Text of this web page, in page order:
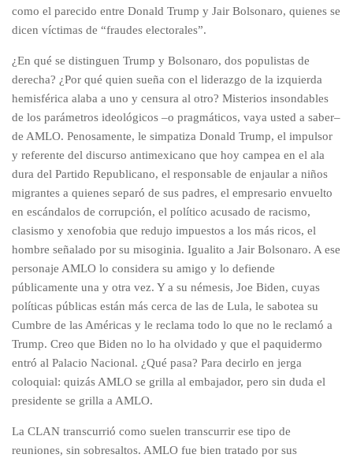
como el parecido entre Donald Trump y Jair Bolsonaro, quienes se
dicen víctimas de “fraudes electorales”.
¿En qué se distinguen Trump y Bolsonaro, dos populistas de
derecha? ¿Por qué quien sueña con el liderazgo de la izquierda
hemisférica alaba a uno y censura al otro? Misterios insondables
de los parámetros ideológicos –o pragmáticos, vaya usted a saber–
de AMLO. Penosamente, le simpatiza Donald Trump, el impulsor
y referente del discurso antimexicano que hoy campea en el ala
dura del Partido Republicano, el responsable de enjaular a niños
migrantes a quienes separó de sus padres, el empresario envuelto
en escándalos de corrupción, el político acusado de racismo,
clasismo y xenofobia que redujo impuestos a los más ricos, el
hombre señalado por su misoginia. Igualito a Jair Bolsonaro. A ese
personaje AMLO lo considera su amigo y lo defiende
públicamente una y otra vez. Y a su némesis, Joe Biden, cuyas
políticas públicas están más cerca de las de Lula, le sabotea su
Cumbre de las Américas y le reclama todo lo que no le reclamó a
Trump. Creo que Biden no lo ha olvidado y que el paquidermo
entró al Palacio Nacional. ¿Qué pasa? Para decirlo en jerga
coloquial: quizás AMLO se grilla al embajador, pero sin duda el
presidente se grilla a AMLO.
La CLAN transcurrió como suelen transcurrir ese tipo de
reuniones, sin sobresaltos. AMLO fue bien tratado por sus